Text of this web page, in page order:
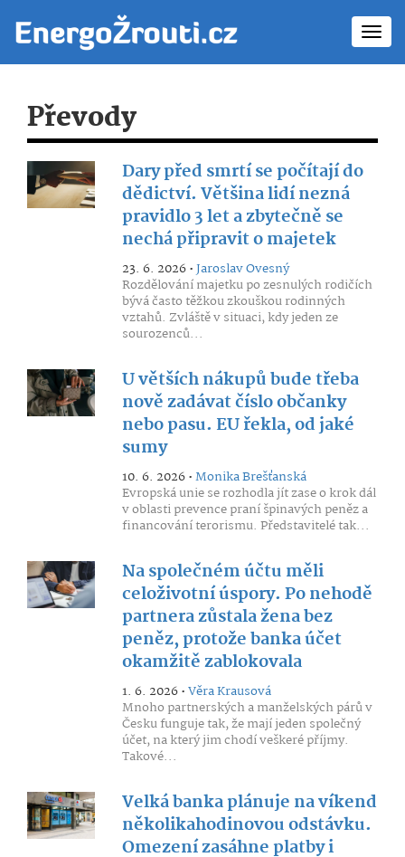
Převody
Dary před smrtí se počítají do
dědictví. Většina lidí nezná
pravidlo 3 let a zbytečně se
nechá připravit o majetek
23. 6. 2026 •Jaroslav Ovesný
Rozdělování majetku po zesnulých rodičích
bývá často těžkou zkouškou rodinných
vztahů. Zvláště v situaci, kdy jeden ze
sourozenců...
U větších nákupů bude třeba
nově zadávat číslo občanky
nebo pasu. EU řekla, od jaké
sumy
10. 6. 2026 •Monika Brešťanská
Evropská unie se rozhodla jít zase o krok dál
v oblasti prevence praní špinavých peněz a
financování terorismu. Představitelé tak...
Na společném účtu měli
celoživotní úspory. Po nehodě
partnera zůstala žena bez
peněz, protože banka účet
okamžitě zablokovala
1. 6. 2026 •Věra Krausová
Mnoho partnerských a manželských párů v
Česku funguje tak, že mají jeden společný
účet, na který jim chodí veškeré příjmy.
Takové...
Velká banka plánuje na víkend
několikahodinovou odstávku.
Omezení zasáhne platby i